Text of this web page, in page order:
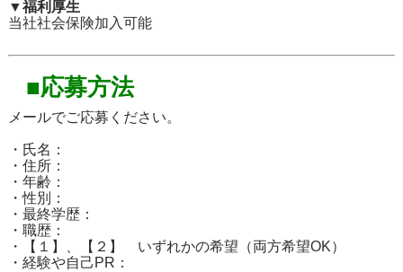
▼福利厚生
当社社会保険加入可能
■応募方法
メールでご応募ください。
・氏名：
・住所：
・年齢：
・性別：
・最終学歴：
・職歴：
・【１】、【２】 いずれかの希望（両方希望OK）
・経験や自己PR：